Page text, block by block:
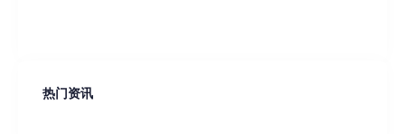
热门资讯